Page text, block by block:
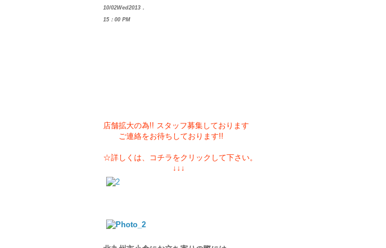
10/02Wed2013．
15：00 PM
店舗拡大の為!! スタッフ募集しております
ご連絡をお待ちしております!!
☆詳しくは、コチラをクリックして下さい。
↓↓↓